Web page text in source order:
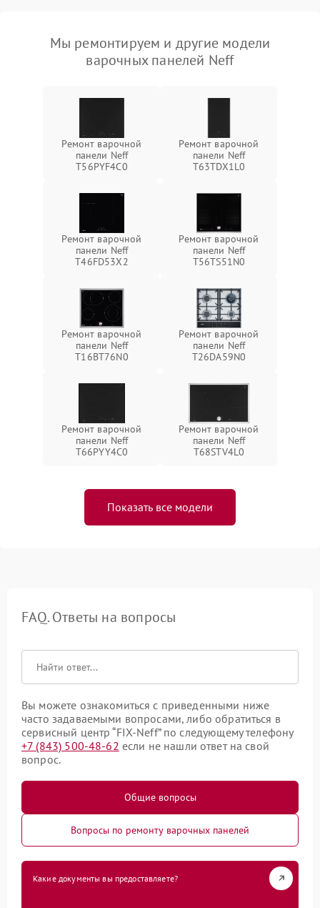
Мы ремонтируем и другие модели
варочных панелей Neff
Ремонт варочной
панели Neff
T56PYF4C0
Ремонт варочной
панели Neff
T63TDX1L0
Ремонт варочной
панели Neff
T46FD53X2
Ремонт варочной
панели Neff
T56TS51N0
Ремонт варочной
панели Neff
T16BT76N0
Ремонт варочной
панели Neff
T26DA59N0
Ремонт варочной
панели Neff
T66PYY4C0
Ремонт варочной
панели Neff
T68STV4L0
Показать все модели
FAQ. Ответы на вопросы
Вы можете ознакомиться с приведенными ниже
часто задаваемыми вопросами, либо обратиться в
сервисный центр “FIX-Neff” по следующему телефону
+7 (843) 500-48-62 если не нашли ответ на свой
вопрос.
Общие вопросы
Вопросы по ремонту варочных панелей
Какие документы вы предоставляете?